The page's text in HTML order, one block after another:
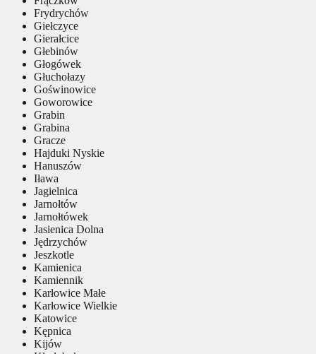
Frydrychów
Giełczyce
Gierałcice
Głebinów
Głogówek
Głuchołazy
Goświnowice
Goworowice
Grabin
Grabina
Gracze
Hajduki Nyskie
Hanuszów
Iława
Jagielnica
Jarnołtów
Jarnołtówek
Jasienica Dolna
Jędrzychów
Jeszkotle
Kamienica
Kamiennik
Karłowice Małe
Karłowice Wielkie
Katowice
Kępnica
Kijów